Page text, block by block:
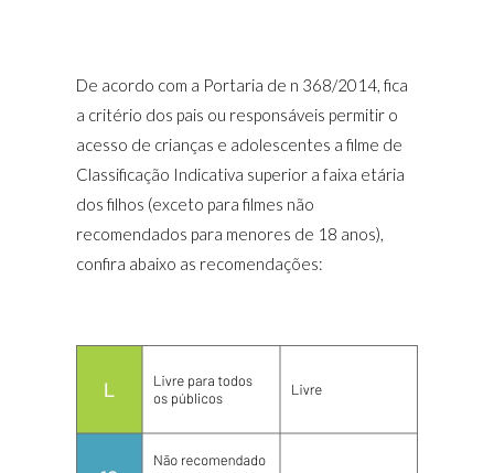
De acordo com a Portaria de n 368/2014, fica
a critério dos pais ou responsáveis permitir o
acesso de crianças e adolescentes a filme de
Classificação Indicativa superior a faixa etária
dos filhos (exceto para filmes não
recomendados para menores de 18 anos),
confira abaixo as recomendações: